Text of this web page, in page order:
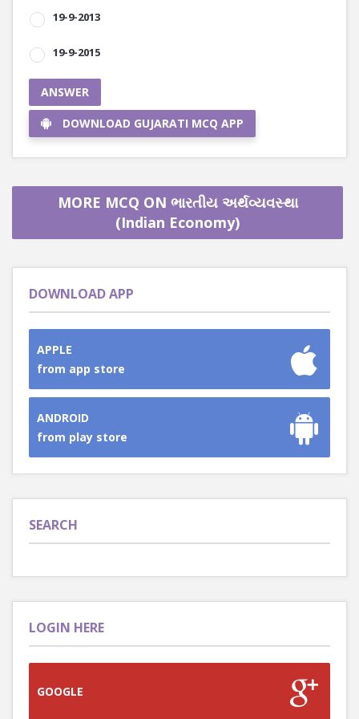
19-9-2013
19-9-2015
ANSWER
DOWNLOAD GUJARATI MCQ APP
MORE MCQ ON ભારતીય અર્થવ્યવસ્થા
(Indian Economy)
DOWNLOAD APP
APPLE
from app store
ANDROID
from play store
SEARCH
LOGIN HERE
GOOGLE